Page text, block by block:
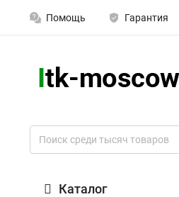
Помощь Гарантия
Каталог